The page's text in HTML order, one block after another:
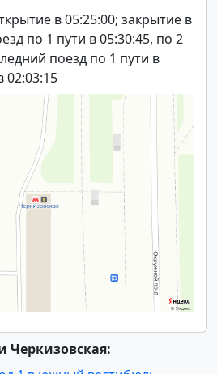
в 05:25:00; закрытие в
по 1 пути в 05:30:45, по 2
поезд по 1 пути в
02:03:15
Черкизовская: